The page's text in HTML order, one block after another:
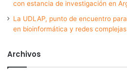
con estancia de investigación en
La UDLAP, punto de encuentro
en bioinformática y redes complejas
Archivos